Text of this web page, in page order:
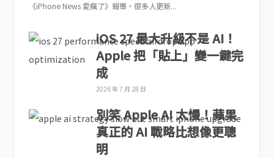
《iPhone News 愛瘋了》報導，很多人更新...
iOS 27 最大升級不是 AI！
Apple 把「貼上」變一鍵完
成
2026 年 7 月 28 日
別笑 Apple AI 太慢！蘋果
真正的 AI 戰略比想像更聰
明